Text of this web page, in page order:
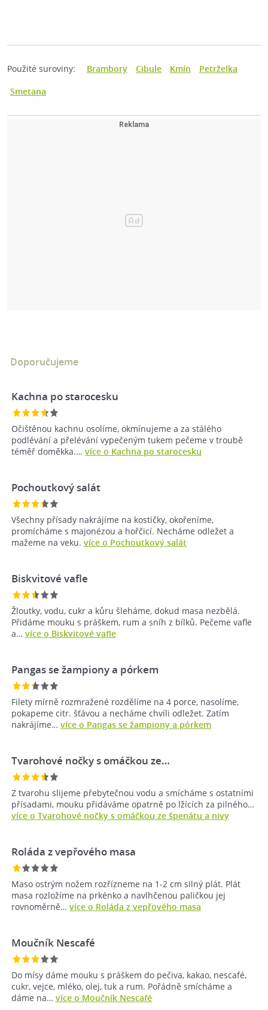
Použité suroviny: Brambory Cibule Kmín
Petrželka
Smetana
Doporučujeme
Kachna po starocesku
Očištěnou kachnu osolíme, okmínujeme a za stálého
podlévání a přelévání vypečeným tukem pečeme v troubě
téměř doměkka.… více o Kachna po starocesku
Pochoutkový salát
Všechny přísady nakrájíme na kostičky, okořeníme,
promícháme s majonézou a hořčicí. Necháme odležet a
mažeme na veku. více o Pochoutkový salát
Biskvitové vafle
Žloutky, vodu, cukr a kůru šleháme, dokud masa nezbělá.
Přidáme mouku s práškem, rum a sníh z bílků. Pečeme vafle
a… více o Biskvitové vafle
Pangas se žampiony a pórkem
Filety mírně rozmražené rozdělíme na 4 porce, nasolíme,
pokapeme citr. šťávou a necháme chvíli odležet. Zatím
nakrájíme… více o Pangas se žampiony a pórkem
Tvarohové nočky s omáčkou ze…
Z tvarohu slijeme přebytečnou vodu a smícháme s ostatními
přísadami, mouku přidáváme opatrně po lžících za pilného…
více o Tvarohové nočky s omáčkou ze špenátu a nivy
Roláda z vepřového masa
Maso ostrým nožem rozřízneme na 1-2 cm silný plát. Plát
masa rozložíme na prkénko a navlhčenou paličkou jej
rovnoměrně… více o Roláda z vepřového masa
Moučník Nescafé
Do mísy dáme mouku s práškem do pečiva, kakao, nescafé,
cukr, vejce, mléko, olej, tuk a rum. Pořádně smícháme a
dáme na… více o Moučník Nescafé